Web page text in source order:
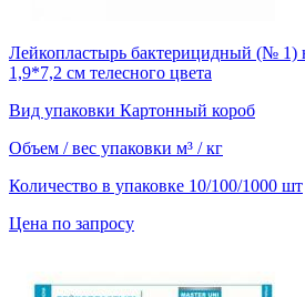
Лейкопластырь бактерицидный (№ 1)
1,9*7,2 см телесного цвета
Вид упаковки Картонный короб
Объем / вес упаковки м³ / кг
Количество в упаковке 10/100/1000 шт
Цена по запросу